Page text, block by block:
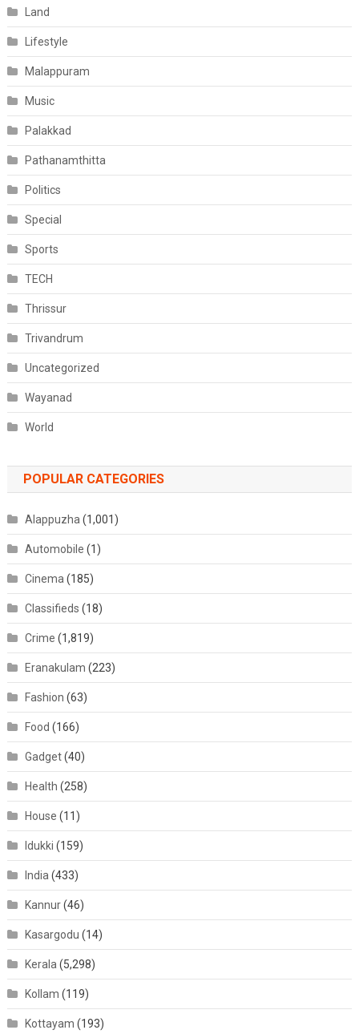
Land
Lifestyle
Malappuram
Music
Palakkad
Pathanamthitta
Politics
Special
Sports
TECH
Thrissur
Trivandrum
Uncategorized
Wayanad
World
POPULAR CATEGORIES
Alappuzha(1,001)
Automobile (1)
Cinema(185)
Classifieds (18)
Crime (1,819)
Eranakulam (223)
Fashion (63)
Food (166)
Gadget(40)
Health (258)
House (11)
Idukki (159)
India(433)
Kannur(46)
Kasargodu (14)
Kerala(5,298)
Kollam (119)
Kottayam (193)